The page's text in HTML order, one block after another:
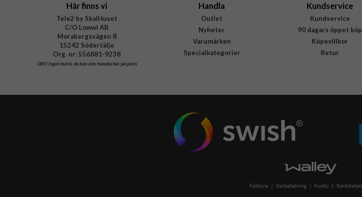
Här finns vi
Tele2 by SkalHuset
C/O Lowwi AB
Morabergsvägen 8
15242 Södertälje
Org. nr: 556881-9238
OBS!Ingen butik, du kan inte handla här på plats
Handla
Outlet
Nyheter
Varumärken
Specialkategorier
Kundservice
Kundservice
90 dagars öppet köp
Köpevillkor
Retur